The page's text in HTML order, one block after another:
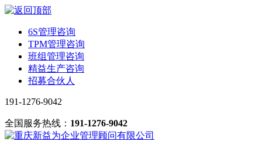
6S管理咨询
TPM管理咨询
班组管理咨询
精益生产咨询
招募合伙人
191-1276-9042
全国服务热线： 191-1276-9042